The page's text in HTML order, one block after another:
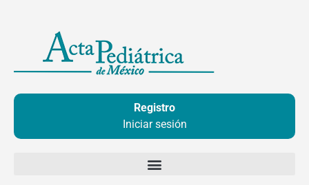
contenido
Registro
Iniciar sesión